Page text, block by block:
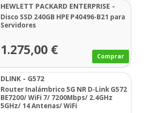
HEWLETT PACKARD ENTERPRISE -
P40496-B21
Disco SSD 240GB HPE P40496-B21 para
Servidores
1.275,00 € Comprar
DLINK - G572
Router Inalámbrico 5G NR D-Link G572
BE7200/ WiFi 7/ 7200Mbps/ 2.4GHz
5GHz/ 14 Antenas/ WiFi